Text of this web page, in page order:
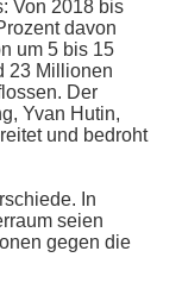
Von 2018 bis
davon
um 5 bis 15
23 Millionen
Der
Yvan Hutin,
und bedroht
In
seien
gegen die